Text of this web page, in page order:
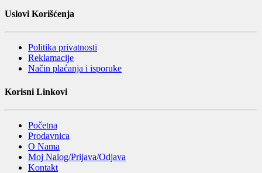
Uslovi Korišćenja
Politika privatnosti
Reklamacije
Način plaćanja i isporuke
Korisni Linkovi
Početna
Prodavnica
O Nama
Moj Nalog/Prijava/Odjava
Kontakt